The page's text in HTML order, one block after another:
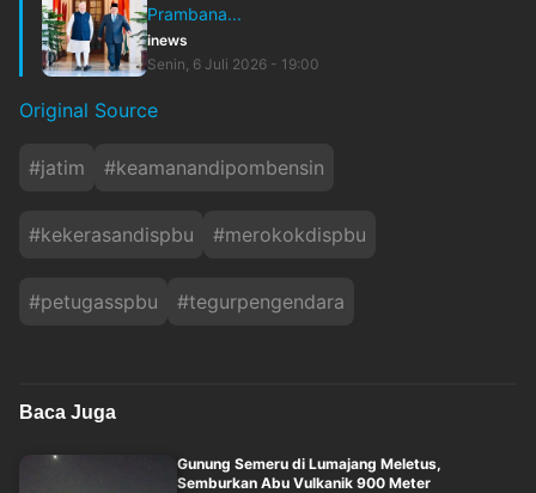
Prambana...
inews
Senin, 6 Juli 2026 - 19:00
Original Source
#jatim #keamanandipombensin
#kekerasandispbu #merokokdispbu
#petugasspbu #tegurpengendara
Baca Juga
Gunung Semeru di Lumajang Meletus,
Semburkan Abu Vulkanik 900 Meter